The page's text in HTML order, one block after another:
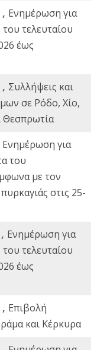
Ενημέρωση για
τελευταίου
έως
Συλλήψεις και
σε Ρόδο, Χίο,
Θεσπρωτία
Ενημέρωση για
του
με τον
στις 25-
Ενημέρωση για
τελευταίου
έως
Επιβολή
και Κέρκυρα